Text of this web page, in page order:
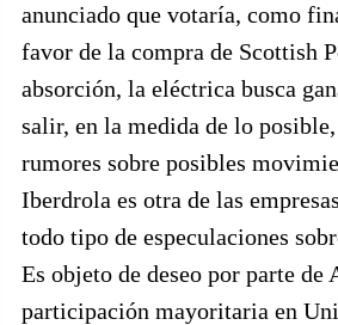
anunciado que votaría, como
favor de la compra de Scottish
absorción, la eléctrica busca
salir, en la medida de lo
rumores sobre posibles
Iberdrola es otra de las
todo tipo de especulaciones
Es objeto de deseo por parte de
participación mayoritaria en